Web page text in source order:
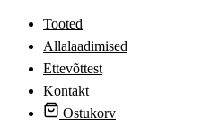
Tooted
Allalaadimised
Ettevõttest
Kontakt
Ostukorv